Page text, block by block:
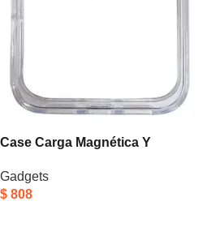
Case Carga Magnética Y
17 Pro Negro
Gadgets
$ 808